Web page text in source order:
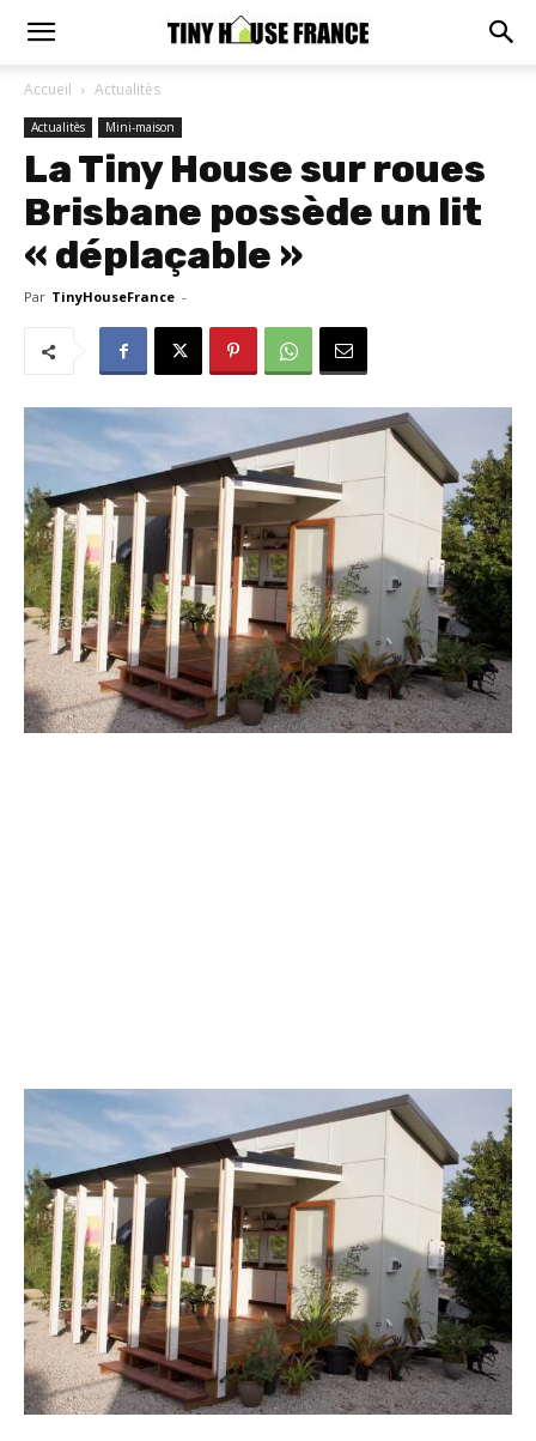
Accueil Actualitès
Actualitès Mini-maison
La Tiny House sur roues
Brisbane possède un lit
« déplaçable »
Par TinyHouseFrance -